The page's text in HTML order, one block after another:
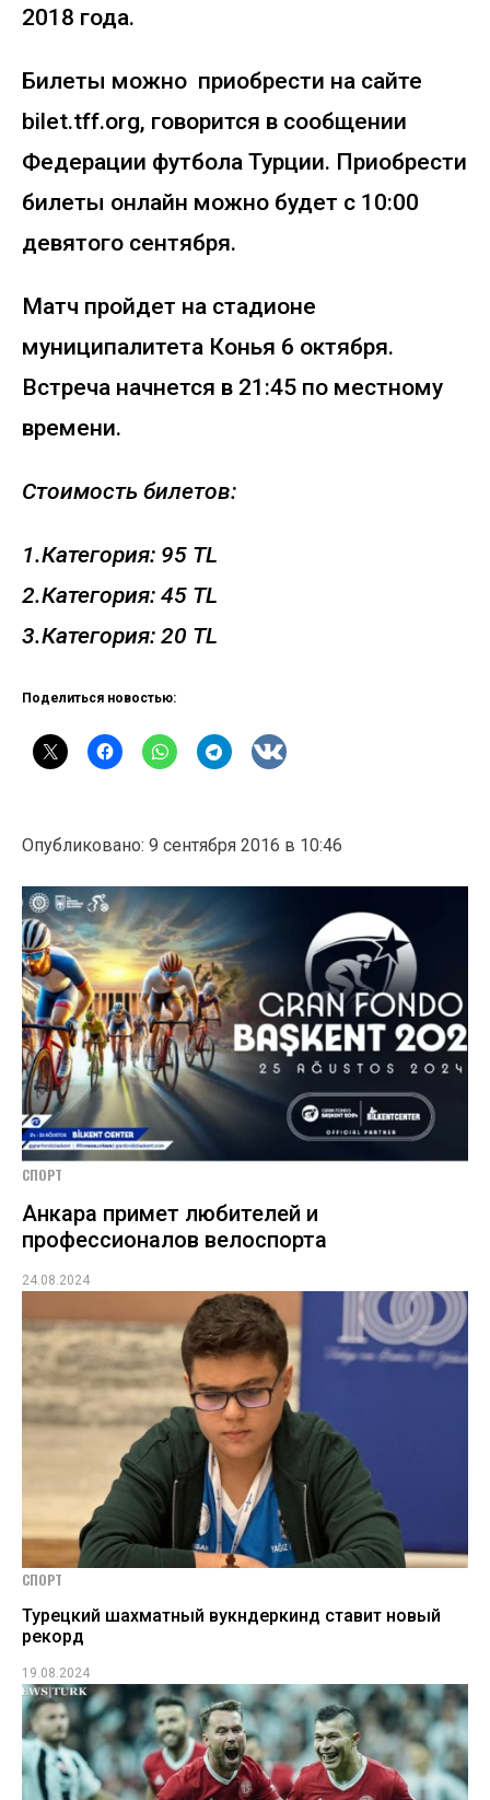
2018 года.
Билеты можно приобрести на сайте
bilet.tff.org, говорится в сообщении
Федерации футбола Турции. Приобрести
билеты онлайн можно будет с 10:00
девятого сентября.
Матч пройдет на стадионе
муниципалитета Конья 6 октября.
Встреча начнется в 21:45 по местному
времени.
Стоимость билетов:
1.Категория: 95 TL
2.Категория: 45 TL
3.Категория: 20 TL
Поделиться новостью:
Опубликовано: 9 сентября 2016 в 10:46
СПОРТ
Анкара примет любителей и
профессионалов велоспорта
24.08.2024
СПОРТ
Турецкий шахматный вукндеркинд ставит новый
рекорд
19.08.2024